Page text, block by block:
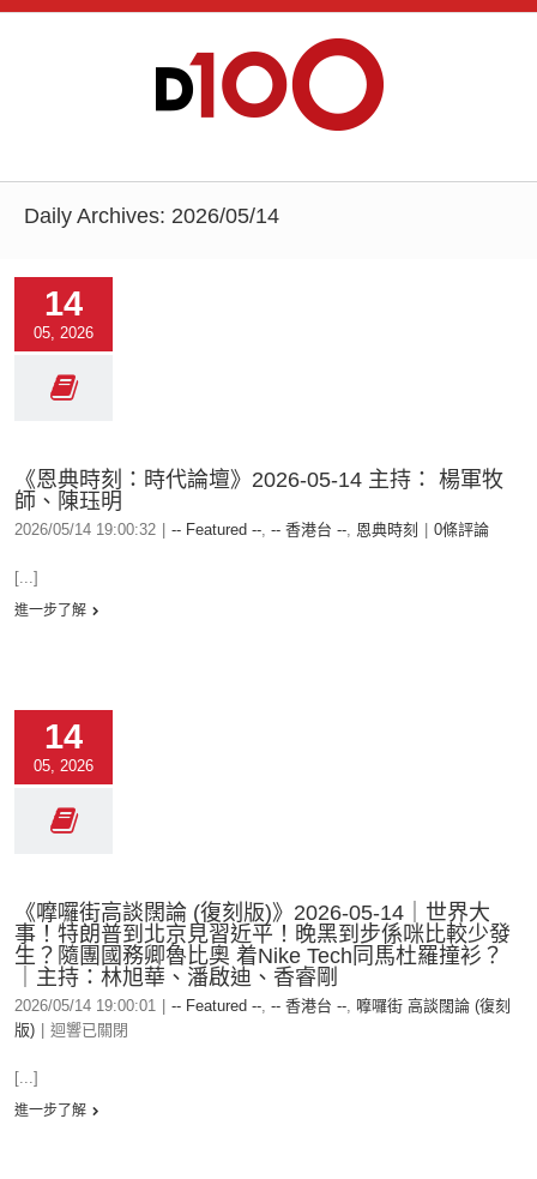
Daily Archives: 2026/05/14
14
05, 2026
《恩典時刻：時代論壇》2026-05-14 主持： 楊軍牧
師、陳珏明
2026/05/14 19:00:32 -- Featured --, -- 香港台 --, 恩典時刻 0條評論
[...]
進一步了解
14
05, 2026
《嚤囉街高談闊論 (復刻版)》2026-05-14｜世界大
事！特朗普到北京見習近平！晚黑到步係咪比較少發
生？隨團國務卿魯比奧 着Nike Tech同馬杜羅撞衫？
｜主持：林旭華、潘啟迪、香睿剛
2026/05/14 19:00:01 -- Featured --, -- 香港台 --, 嚤囉街 高談闊論 (復刻
版)
迴響已關閉
[...]
進一步了解